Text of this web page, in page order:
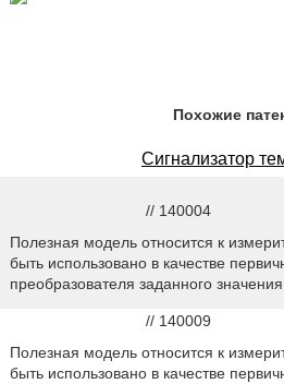
Похожие
Сигнализатор
// 140004
Полезная модель относится к
быть использовано в качестве
преобразователя заданного
// 140009
Полезная модель относится к
быть использовано в качестве